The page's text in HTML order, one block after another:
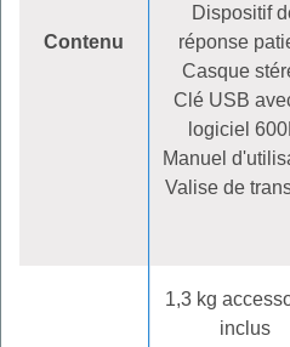
Contenu
Dispositif
réponse
Casque
Clé USB
logiciel
Manuel
Valise de
1,3 kg
inclus